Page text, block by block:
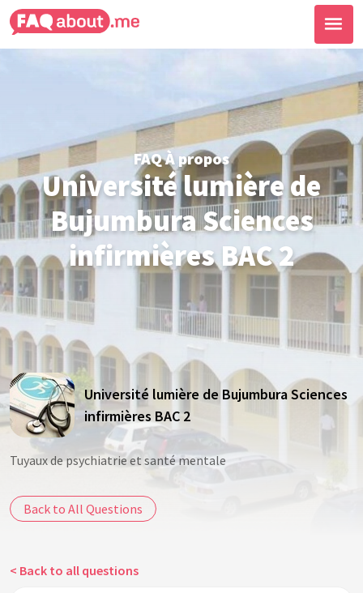
FAQ À propos
Université lumière de
Bujumbura Sciences
infirmières BAC 2
Université lumière de Bujumbura Sciences
infirmières BAC 2
Tuyaux de psychiatrie et santé mentale
Back to All Questions
< Back to all questions